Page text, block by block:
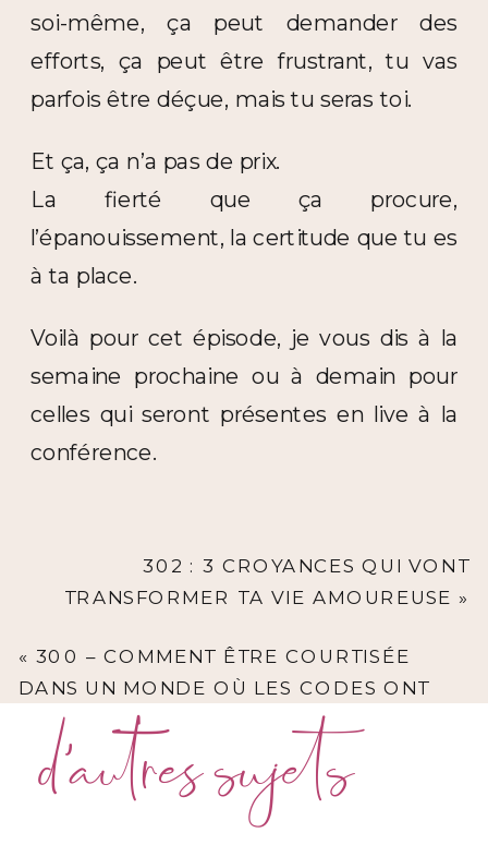
soi-même, ça peut demander des
efforts, ça peut être frustrant, tu vas
parfois être déçue, mais tu seras toi.
Et ça, ça n’a pas de prix.
La fierté que ça procure,
l’épanouissement, la certitude que tu es
à ta place.
Voilà pour cet épisode, je vous dis à la
semaine prochaine ou à demain pour
celles qui seront présentes en live à la
conférence.
302 : 3 CROYANCES QUI VONT
TRANSFORMER TA VIE AMOUREUSE »
« 300 – COMMENT ÊTRE COURTISÉE
DANS UN MONDE OÙ LES CODES ONT
CHANGÉS
d'autres sujets